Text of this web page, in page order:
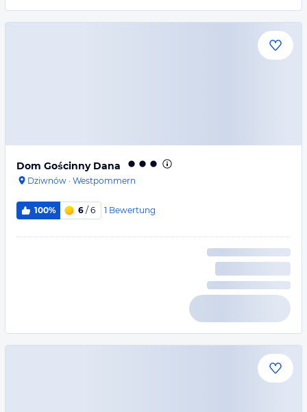
Dom Gościnny Dana
Dziwnów · Westpommern
100% 6 / 6 1 Bewertung